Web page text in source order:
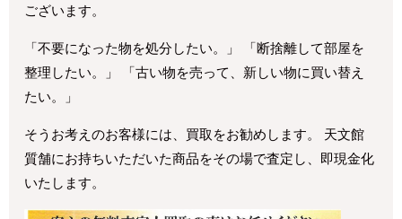
ございます。
「不要になった物を処分したい。」 「断捨離して部屋を
整理したい。」 「古い物を売って、新しい物に買い替え
たい。」
そうお考えのお客様には、買取をお勧めします。 天文館
質舗にお持ちいただいた商品をその場で査定し、即現金化
いたします。